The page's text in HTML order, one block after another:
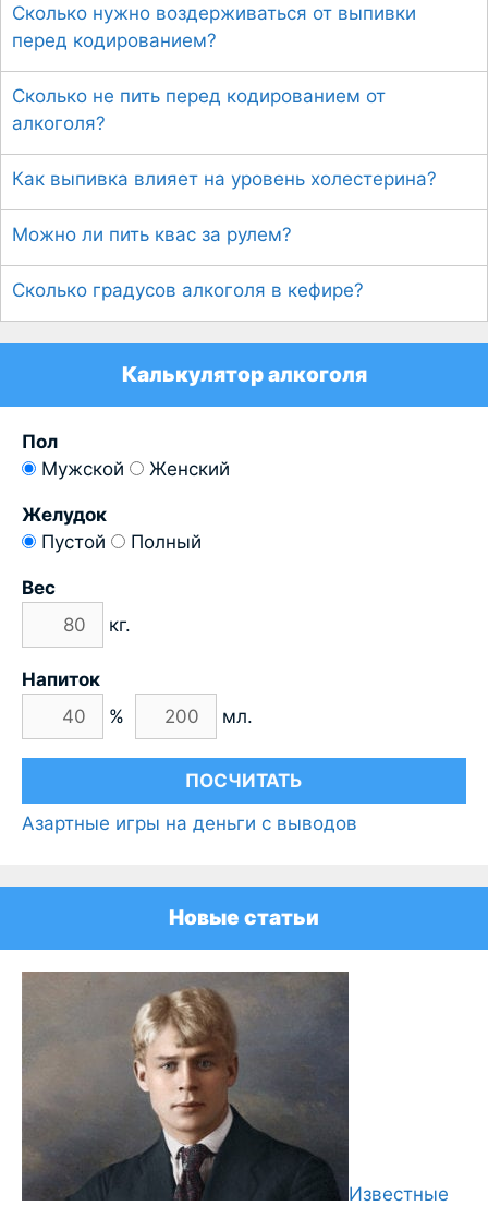
Сколько нужно воздерживаться от выпивки
перед кодированием?
Сколько не пить перед кодированием от
алкоголя?
Как выпивка влияет на уровень холестерина?
Можно ли пить квас за рулем?
Сколько градусов алкоголя в кефире?
Калькулятор алкоголя
Пол
Мужской
Женский
Желудок
Пустой
Полный
Вес
кг.
Напиток
%
мл.
Азартные игры на деньги с выводов
Новые статьи
Известные